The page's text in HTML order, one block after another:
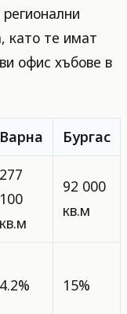
като те имат
офис хъбове в
Варна
Бургас
277
100
кв.м
92 000
кв.м
4.2% 15%